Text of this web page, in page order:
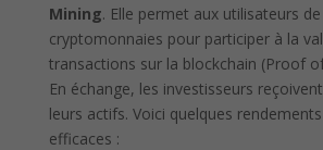
Mining. Elle permet aux utilisateurs
cryptomonnaies pour participer à la
transactions sur la blockchain (Proof
En échange, les investisseurs
leurs actifs. Voici quelques
efficaces :